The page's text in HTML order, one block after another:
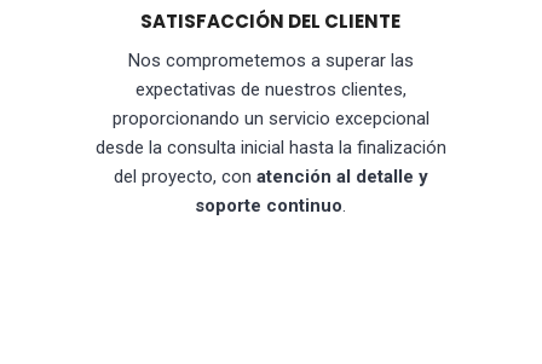
SATISFACCIÓN DEL CLIENTE
Nos comprometemos a superar las
expectativas de nuestros clientes,
proporcionando un servicio excepcional
desde la consulta inicial hasta la finalización
del proyecto, con atención al detalle y
soporte continuo.